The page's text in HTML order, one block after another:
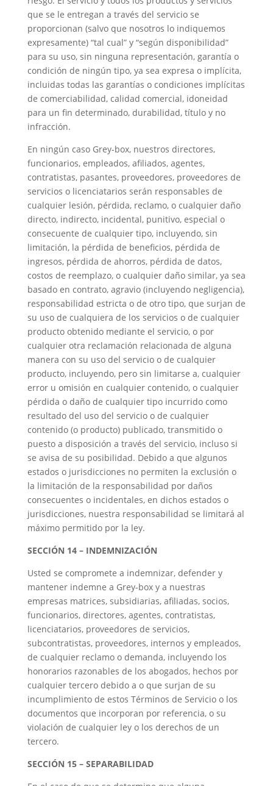
que se le entregan a través del servicio se
proporcionan (salvo que nosotros lo indiquemos
expresamente) “tal cual” y “según disponibilidad”
para su uso, sin ninguna representación, garantía o
condición de ningún tipo, ya sea expresa o implícita,
incluidas todas las garantías o condiciones implícitas
de comerciabilidad, calidad comercial, idoneidad
para un fin determinado, durabilidad, título y no
infracción.
En ningún caso Grey-box, nuestros directores,
funcionarios, empleados, afiliados, agentes,
contratistas, pasantes, proveedores, proveedores de
servicios o licenciatarios serán responsables de
cualquier lesión, pérdida, reclamo, o cualquier daño
directo, indirecto, incidental, punitivo, especial o
consecuente de cualquier tipo, incluyendo, sin
limitación, la pérdida de beneficios, pérdida de
ingresos, pérdida de ahorros, pérdida de datos,
costos de reemplazo, o cualquier daño similar, ya sea
basado en contrato, agravio (incluyendo negligencia),
responsabilidad estricta o de otro tipo, que surjan de
su uso de cualquiera de los servicios o de cualquier
producto obtenido mediante el servicio, o por
cualquier otra reclamación relacionada de alguna
manera con su uso del servicio o de cualquier
producto, incluyendo, pero sin limitarse a, cualquier
error u omisión en cualquier contenido, o cualquier
pérdida o daño de cualquier tipo incurrido como
resultado del uso del servicio o de cualquier
contenido (o producto) publicado, transmitido o
puesto a disposición a través del servicio, incluso si
se avisa de su posibilidad. Debido a que algunos
estados o jurisdicciones no permiten la exclusión o
la limitación de la responsabilidad por daños
consecuentes o incidentales, en dichos estados o
jurisdicciones, nuestra responsabilidad se limitará al
máximo permitido por la ley.
SECCIÓN 14 – INDEMNIZACIÓN
Usted se compromete a indemnizar, defender y
mantener indemne a Grey-box y a nuestras
empresas matrices, subsidiarias, afiliadas, socios,
funcionarios, directores, agentes, contratistas,
licenciatarios, proveedores de servicios,
subcontratistas, proveedores, internos y empleados,
de cualquier reclamo o demanda, incluyendo los
honorarios razonables de los abogados, hechos por
cualquier tercero debido a o que surjan de su
incumplimiento de estos Términos de Servicio o los
documentos que incorporan por referencia, o su
violación de cualquier ley o los derechos de un
tercero.
SECCIÓN 15 – SEPARABILIDAD